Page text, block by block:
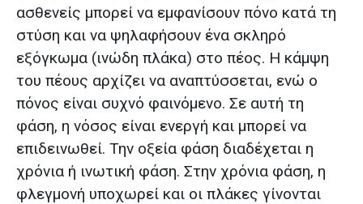
ασθενείς μπορεί να εμφανίσουν πόνο κατά τη
στύση και να ψηλαφήσουν ένα σκληρό
εξόγκωμα (ινώδη πλάκα) στο πέος. Η κάμψη
του πέους αρχίζει να αναπτύσσεται, ενώ ο
πόνος είναι συχνό φαινόμενο. Σε αυτή τη
φάση, η νόσος είναι ενεργή και μπορεί να
επιδεινωθεί. Την οξεία φάση διαδέχεται η
χρόνια ή ινωτική φάση. Στην χρόνια φάση, η
φλεγμονή υποχωρεί και οι πλάκες γίνονται